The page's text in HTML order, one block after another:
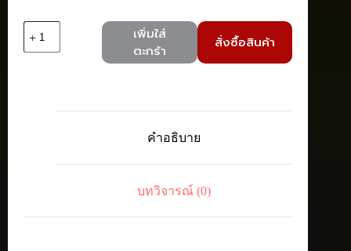
BA-
เพิ่มใส่
ตะกร้า
สั่งซื้อสินค้า
คำอธิบาย
บทวิจารณ์ (0)